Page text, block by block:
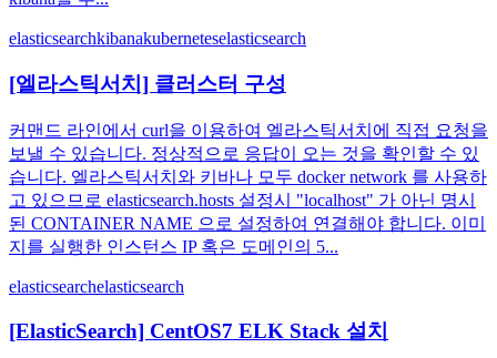
elasticsearchkibanakuberneteselasticsearch
[엘라스틱서치] 클러스터 구성
커맨드 라인에서 curl을 이용하여 엘라스틱서치에 직접 요청을
보낼 수 있습니다. 정상적으로 응답이 오는 것을 확인할 수 있
습니다. 엘라스틱서치와 키바나 모두 docker network 를 사용하
고 있으므로 elasticsearch.hosts 설정시 "localhost" 가 아닌 명시
된 CONTAINER NAME 으로 설정하여 연결해야 합니다. 이미
지를 실행한 인스턴스 IP 혹은 도메인의 5...
elasticsearchelasticsearch
[ElasticSearch] CentOS7 ELK Stack 설치